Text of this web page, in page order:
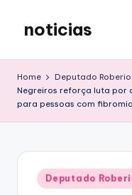
content
noticias
Home Deputado
Negreiros reforça luta por
para pessoas com
Posted
in
Deputado